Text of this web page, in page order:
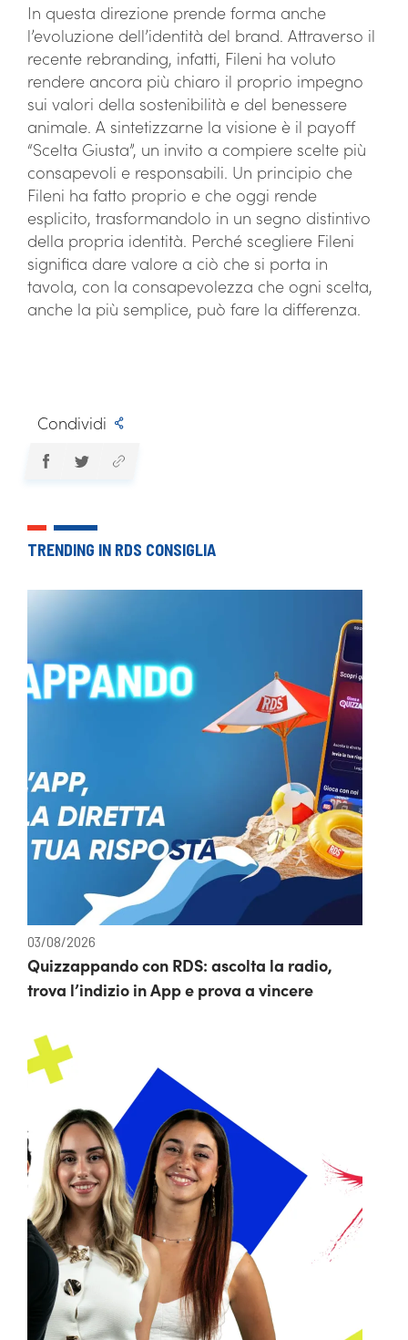
In questa direzione prende forma anche
l’evoluzione dell’identità del brand. Attraverso il
recente rebranding, infatti, Fileni ha voluto
rendere ancora più chiaro il proprio impegno
sui valori della sostenibilità e del benessere
animale. A sintetizzarne la visione è il payoff
“Scelta Giusta”, un invito a compiere scelte più
consapevoli e responsabili. Un principio che
Fileni ha fatto proprio e che oggi rende
esplicito, trasformandolo in un segno distintivo
della propria identità. Perché scegliere Fileni
significa dare valore a ciò che si porta in
tavola, con la consapevolezza che ogni scelta,
anche la più semplice, può fare la differenza.
Condividi
TRENDING IN RDS CONSIGLIA
03/08/2026
Quizzappando con RDS: ascolta la radio,
trova l’indizio in App e prova a vincere